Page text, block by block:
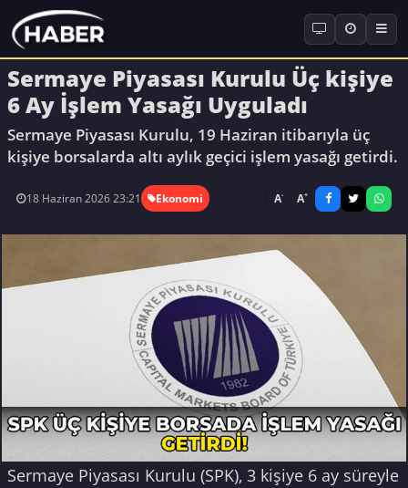
Sermaye Piyasası Kurulu Üç kişiye
6 Ay İşlem Yasağı Uyguladı
Sermaye Piyasası Kurulu, 19 Haziran itibarıyla üç
kişiye borsalarda altı aylık geçici işlem yasağı getirdi.
18 Haziran 2026 23:21 Ekonomi A- A+
Sermaye Piyasası Kurulu (SPK), 3 kişiye 6 ay süreyle